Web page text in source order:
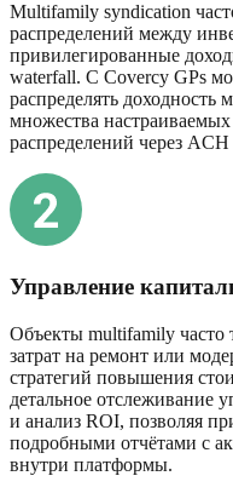
Multifamily syndication
распределений между
привилегированные
waterfall. С Covercy GPs
распределять доходность
множества
распределений через
Управление
Объекты multifamily часто
затрат на ремонт или
стратегий повышения
детальное отслеживание
и анализ ROI, позволяя
подробными отчётами с
внутри платформы.